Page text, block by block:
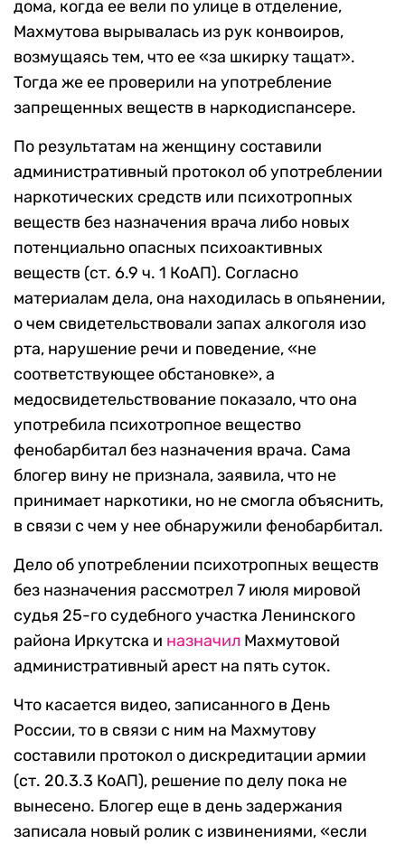
дома, когда ее вели по улице в отделение,
Махмутова вырывалась из рук конвоиров,
возмущаясь тем, что ее «за шкирку тащат».
Тогда же ее проверили на употребление
запрещенных веществ в наркодиспансере.
По результатам на женщину составили
административный протокол об употреблении
наркотических средств или психотропных
веществ без назначения врача либо новых
потенциально опасных психоактивных
веществ (ст. 6.9 ч. 1 КоАП). Согласно
материалам дела, она находилась в опьянении,
о чем свидетельствовали запах алкоголя изо
рта, нарушение речи и поведение, «не
соответствующее обстановке», а
медосвидетельствование показало, что она
употребила психотропное вещество
фенобарбитал без назначения врача. Сама
блогер вину не признала, заявила, что не
принимает наркотики, но не смогла объяснить,
в связи с чем у нее обнаружили фенобарбитал.
Дело об употреблении психотропных веществ
без назначения рассмотрел 7 июля мировой
судья 25-го судебного участка Ленинского
района Иркутска и назначил Махмутовой
административный арест на пять суток.
Что касается видео, записанного в День
России, то в связи с ним на Махмутову
составили протокол о дискредитации армии
(ст. 20.3.3 КоАП), решение по делу пока не
вынесено. Блогер еще в день задержания
записала новый ролик с извинениями, «если